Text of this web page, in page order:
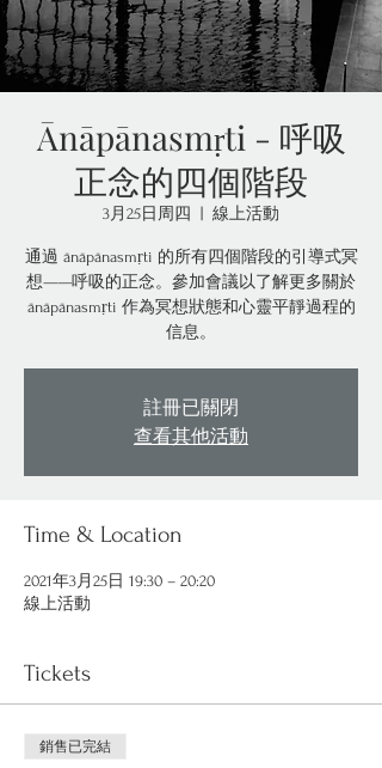
Ānāpānasmṛti - 呼吸
正念的四個階段
3月25日周四 線上活動
通過 ānāpānasmṛti 的所有四個階段的引導式冥
想——呼吸的正念。參加會議以了解更多關於
ānāpānasmṛti 作為冥想狀態和心靈平靜過程的
信息。
註冊已關閉
查看其他活動
Time & Location
2021年3月25日 19:30 – 20:20
線上活動
Tickets
銷售已完結